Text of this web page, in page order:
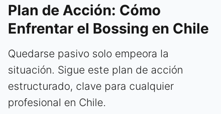
Plan de Acción: Cómo
Enfrentar el Bossing en Chile
Quedarse pasivo solo empeora la
situación. Sigue este plan de acción
estructurado, clave para cualquier
profesional en Chile.